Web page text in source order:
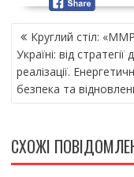
Н
А
В
Г
Ц
І
Я
Круглий стіл:
Україні: від стратегії
реалізації.
безпека та
СХОЖІ